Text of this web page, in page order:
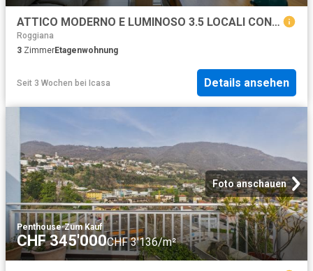
ATTICO MODERNO E LUMINOSO 3.5 LOCALI CON TERRAZZA PANORAMICA
Roggiana
3 ZimmerEtagenwohnung
Seit 3 Wochen bei Icasa Details ansehen
Foto anschauen
Penthouse·Zum Kauf
CHF 345'000CHF 3'136/m²